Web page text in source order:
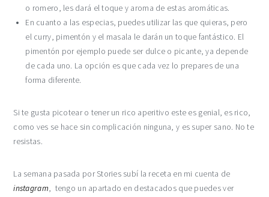
o romero, les dará el toque y aroma de estas aromáticas.
En cuanto a las especias, puedes utilizar las que quieras, pero
el curry, pimentón y el masala le darán un toque fantástico. El
pimentón por ejemplo puede ser dulce o picante, ya depende
de cada uno. La opción es que cada vez lo prepares de una
forma diferente.
Si te gusta picotear o tener un rico aperitivo este es genial, es rico,
como ves se hace sin complicación ninguna, y es super sano. No te
resistas.
La semana pasada por Stories subí la receta en mi cuenta de
instagram, tengo un apartado en destacados que puedes ver